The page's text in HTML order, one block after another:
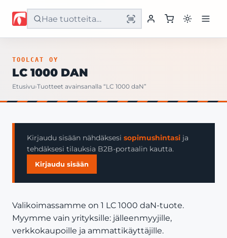
Etusivu
Yritys
Yhteystiedot
TOOLCAT OY
LC 1000 DAN
Etusivu›Tuotteet avainsanalla “LC 1000 daN”
Kirjaudu sisään nähdäksesi sopimushintasi ja
tehdäksesi tilauksia B2B-portaalin kautta.
Kirjaudu sisään
Valikoimassamme on 1 LC 1000 daN-tuote.
Myymme vain yrityksille: jälleenmyyjille,
verkkokaupoille ja ammattikäyttäjille.